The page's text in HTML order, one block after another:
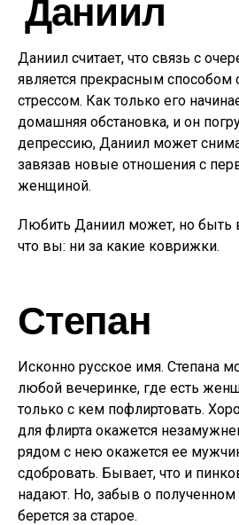
Даниил
Даниил считает, что связь с
является прекрасным способом
стрессом. Как только его
домашняя обстановка, и он
депрессию, Даниил может
завязав новые отношения с
женщиной.
Любить Даниил может, но быть
что вы: ни за какие коврижки.
Степан
Исконно русское имя. Степана
любой вечеринке, где есть
только с кем пофлиртовать.
для флирта окажется
рядом с нею окажется ее
сдобровать. Бывает, что и
надают. Но, забыв о полученном
берется за старое.